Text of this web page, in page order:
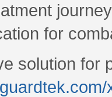
for
solution for